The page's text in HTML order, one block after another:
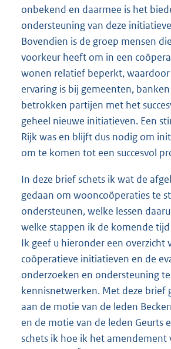
onbekend en daarmee is het
ondersteuning van deze
Bovendien is de groep mensen
voorkeur heeft om in een
wonen relatief beperkt,
ervaring is bij gemeenten,
betrokken partijen met het
geheel nieuwe initiatieven. Een
Rijk was en blijft dus nodig om
om te komen tot een succesvol
In deze brief schets ik wat de
gedaan om wooncoöperaties te
ondersteunen, welke lessen
welke stappen ik de komende
Ik geef u hieronder een overzicht
coöperatieve initiatieven en de
onderzoeken en ondersteuning
kennisnetwerken. Met deze brief
aan de motie van de leden
en de motie van de leden Geurts
schets ik hoe ik het amendement